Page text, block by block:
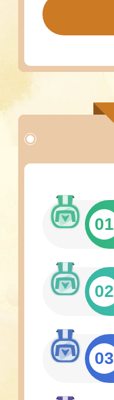
01
02
03